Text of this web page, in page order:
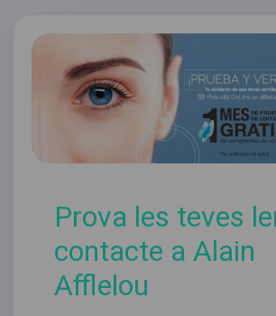
Prova les teves
contacte a Alain
Afflelou